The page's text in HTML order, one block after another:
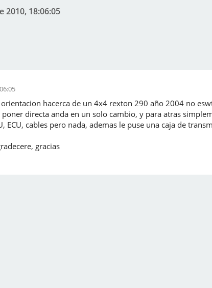
2010, 18:06:05
hacerca de un 4x4 rexton 290 año 2004 no
directa anda en un solo cambio, y para atras
ECU, cables pero nada, ademas le puse una caja de
gracias